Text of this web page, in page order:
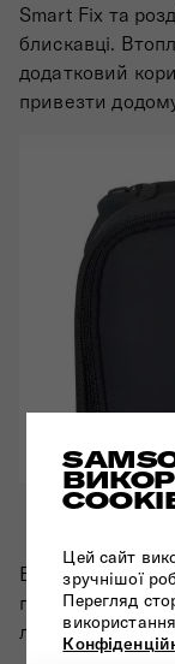
Цей сайт
зручнішої
Перегляд
Smart Fix та
блискавці.
додатковий
привезти
Вам терміново
готельні
легкодоступній